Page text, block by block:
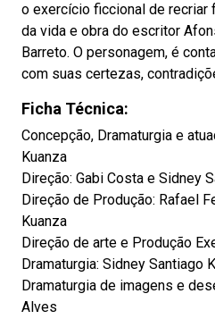
o exercício ficcional de recriar
da vida e obra do escritor
Barreto. O personagem, é
com suas certezas,
Ficha Técnica:
Concepção, Dramaturgia e
Kuanza
Direção: Gabi Costa e Sidney
Direção de Produção: Rafael
Kuanza
Direção de arte e Produção
Dramaturgia: Sidney Santiago
Dramaturgia de imagens e
Alves